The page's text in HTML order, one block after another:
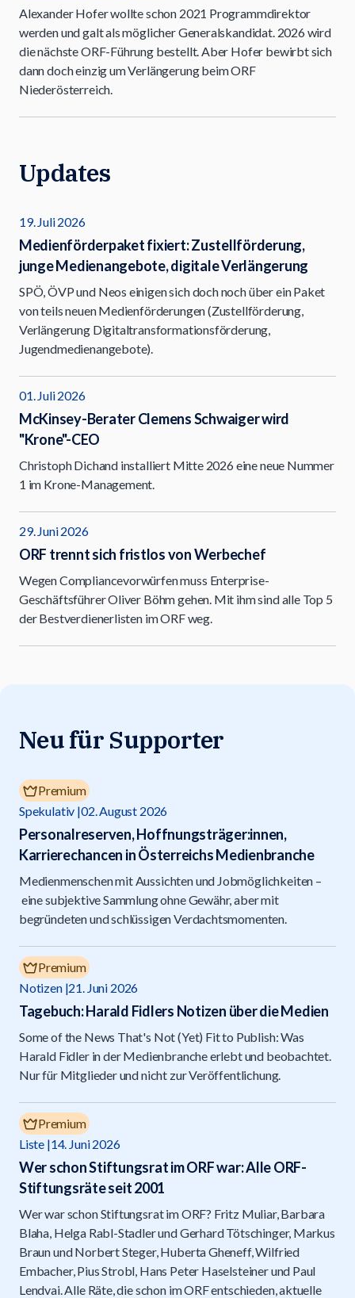
Alexander Hofer wollte schon 2021 Programmdirektor
werden und galt als möglicher Generalskandidat. 2026 wird
die nächste ORF-Führung bestellt. Aber Hofer bewirbt sich
dann doch einzig um Verlängerung beim ORF
Niederösterreich.
Updates
19. Juli 2026
Medienförderpaket fixiert: Zustellförderung,
junge Medienangebote, digitale Verlängerung
SPÖ, ÖVP und Neos einigen sich doch noch über ein Paket
von teils neuen Medienförderungen (Zustellförderung,
Verlängerung Digitaltransformationsförderung,
Jugendmedienangebote).
01. Juli 2026
McKinsey-Berater Clemens Schwaiger wird
"Krone"-CEO
Christoph Dichand installiert Mitte 2026 eine neue Nummer
1 im Krone-Management.
29. Juni 2026
ORF trennt sich fristlos von Werbechef
Wegen Compliancevorwürfen muss Enterprise-
Geschäftsführer Oliver Böhm gehen. Mit ihm sind alle Top 5
der Bestverdienerlisten im ORF weg.
Neu für Supporter
Spekulativ 02. August 2026
Premium
Personalreserven, Hoffnungsträger:innen,
Karrierechancen in Österreichs Medienbranche
Medienmenschen mit Aussichten und Jobmöglichkeiten –
eine subjektive Sammlung ohne Gewähr, aber mit
begründeten und schlüssigen Verdachtsmomenten.
Notizen 21. Juni 2026
Premium
Tagebuch: Harald Fidlers Notizen über die Medien
Some of the News That's Not (Yet) Fit to Publish: Was
Harald Fidler in der Medienbranche erlebt und beobachtet.
Nur für Mitglieder und nicht zur Veröffentlichung.
Liste 14. Juni 2026
Premium
Wer schon Stiftungsrat im ORF war: Alle ORF-
Stiftungsräte seit 2001
Wer war schon Stiftungsrat im ORF? Fritz Muliar, Barbara
Blaha, Helga Rabl-Stadler und Gerhard Tötschinger, Markus
Braun und Norbert Steger, Huberta Gheneff, Wilfried
Embacher, Pius Strobl, Hans Peter Haselsteiner und Paul
Lendvai. Alle Räte, die schon im ORF entschieden, aktuelle